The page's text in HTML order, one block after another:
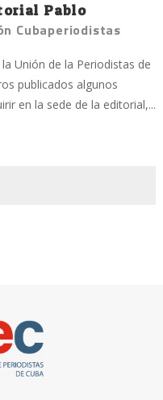
Pablo
Cubaperiodistas
Unión de la Periodistas de
publicados algunos
en la sede de la editorial,...